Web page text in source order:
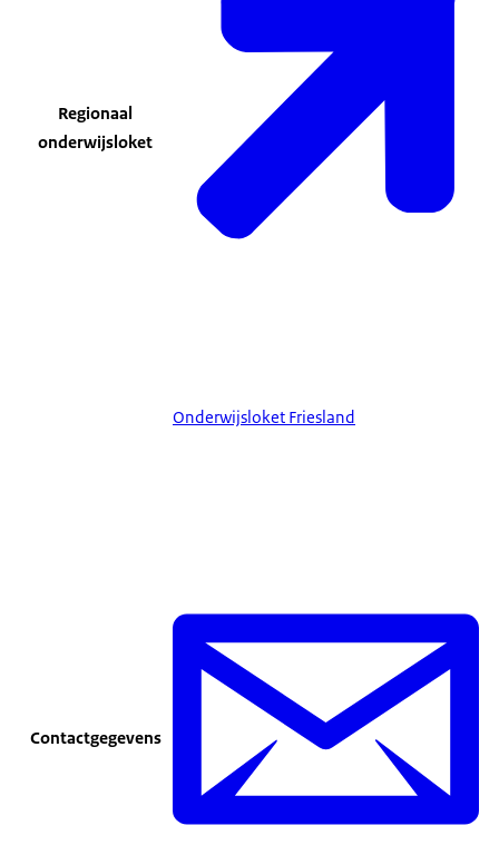
Regionaal
onderwijsloket
Onderwijsloket Friesland
Contactgegevens